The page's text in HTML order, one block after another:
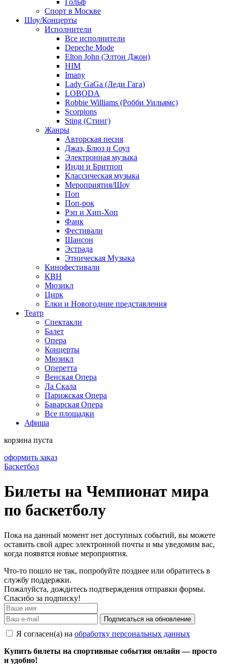
Гольф
Спорт в Москве
Шоу/Концерты
Исполнители
Все исполнители
Depeche Mode
Elton John (Элтон Джон)
HIM
Imany
Lady GaGa (Леди Гага)
LOBODA
Robbie Williams (Робби Уильямс)
Scorpions
Sting (Стинг)
Жанры
Авторская песня
Джаз, Блюз и Соул
Электронная музыка
Инди и Бритпоп
Классическая музыка
Мероприятия/Шоу
Поп
Поп-рок
Рэп и Хип-Хоп
Фанк
Фестивали
Шансон
Эстрада
Этническая Музыка
Кинофестивали
КВН
Мюзикл
Цирк
Елки и Новогодние представления
Театр
Спектакли
Балет
Опера
Концерты
Мюзикл
Оперетта
Венская Опера
Ла Скала
Парижская Опера
Баварская Опера
Все площадки
Афиша
корзина пуста
оформить заказ
Баскетбол
Билеты на Чемпионат мира
по баскетболу
Пока на данный момент нет доступных событий, вы можете
оставить свой адрес электронной почты и мы уведомим вас,
когда появятся новые мероприятия.
Что-то пошло не так, попробуйте позднее или обратитесь в
службу поддержки.
Пожалуйста, дождитесь подтверждения отправки формы.
Спасибо за подписку!
Подписаться на обновление
Я согласен(а) на обработку персональных данных
Купить билеты на спортивные события онлайн — просто
и удобно!